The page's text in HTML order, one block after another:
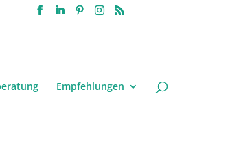
Empfehlungen